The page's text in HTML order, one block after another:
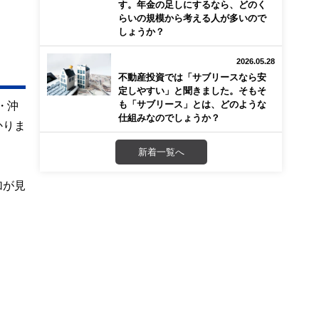
沖
ま
が見
す。年金の足しにするなら、どのく
らいの規模から考える人が多いので
しょうか？
2026.05.28
不動産投資では「サブリースなら安
定しやすい」と聞きました。そもそ
も「サブリース」とは、どのような
仕組みなのでしょうか？
新着一覧へ